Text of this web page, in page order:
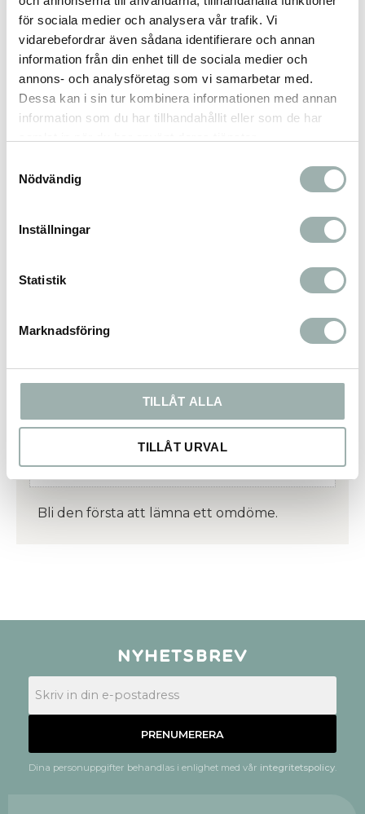
för sociala medier och analysera vår trafik. Vi
vidarebefordrar även sådana identifierare och annan
information från din enhet till de sociala medier och
annons- och analysföretag som vi samarbetar med.
Dessa kan i sin tur kombinera informationen med annan
information som du har tillhandahållit eller som de har
Nödvändig
Inställningar
Statistik
Marknadsföring
TILLÅT ALLA
TILLÅT URVAL
vitaminer / kg: vitamin A (3a672a) 18000 IE,
vitamin D3 (3a671) 1000 IE, taurin (3a370) 500
mg.
Spårämnen / kg: järn (som 3b103) 55 mg,
koppar (som 3b405) 11 mg, zink (som 3b603,
3b606) 110 mg, mangan (som 3b502) 26 mg,
jod (som 3b202) 2 mg, selen (som 3b801) 0,1
Antioxidant, tokoferolrika extrakt från
Färskt dricksvatten bör alltid vara tillgängligt.
Omdömen
Du
Bli den första att lämna ett omdöme.
Nyhetsbrev
PRENUMERERA
Dina personuppgifter behandlas i enlighet med vår integritetspolicy.